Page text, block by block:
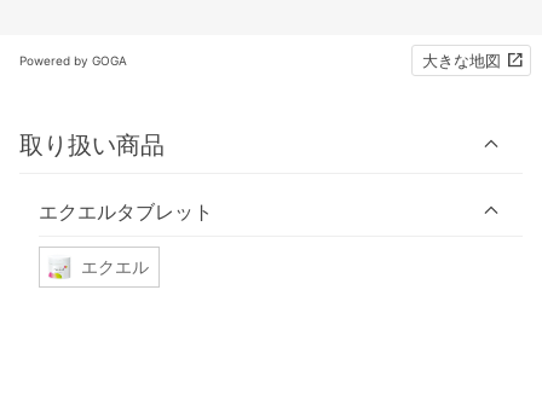
Powered by GOGA 大きな地図
取り扱い商品
エクエルタブレット
エクエル